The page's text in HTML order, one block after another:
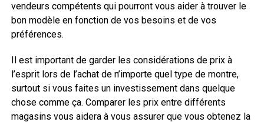
vendeurs compétents qui pourront vous aider à trouver le
bon modèle en fonction de vos besoins et de vos
préférences.
Il est important de garder les considérations de prix à
l’esprit lors de l’achat de n’importe quel type de montre,
surtout si vous faites un investissement dans quelque
chose comme ça. Comparer les prix entre différents
magasins vous aidera à vous assurer que vous obtenez la